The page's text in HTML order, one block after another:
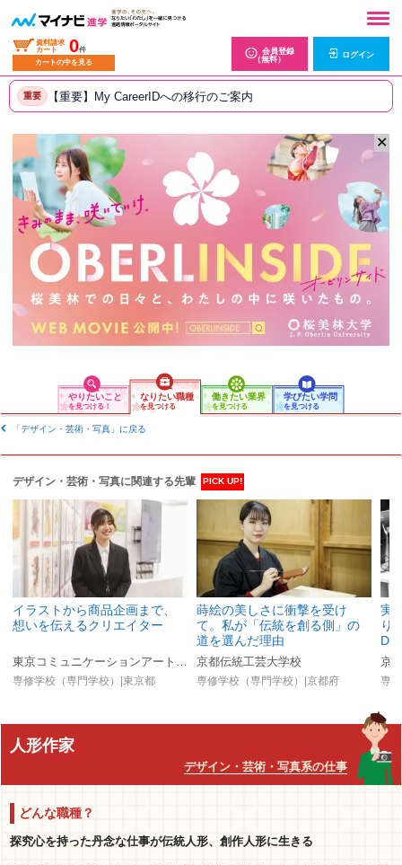
資料請求
カート
0件
カートの中を見る
会員登録
（無料）
ログイン
重要 【重要】My CareerIDへの移行のご案内
✕
やりたいこと
を見つける！
なりたい職種
を見つける
働きたい業界
を見つける
学びたい学問
を見つける
「デザイン・芸術・写真」に戻る
デザイン・芸術・写真に関連する先輩 PICK UP!
イラストから商品企画まで、
想いを伝えるクリエイター
専修学校（専門学校）|東京都
蒔絵の美しさに衝撃を受け
て。私が「伝統を創る側」の
道を選んだ理由
京都伝統工芸大学校
専修学校（専門学校）|京都府
実
り
京
専
人形作家
デザイン・芸術・写真系の仕事
どんな職種？
探究心を持った丹念な仕事が伝統人形、創作人形に生きる